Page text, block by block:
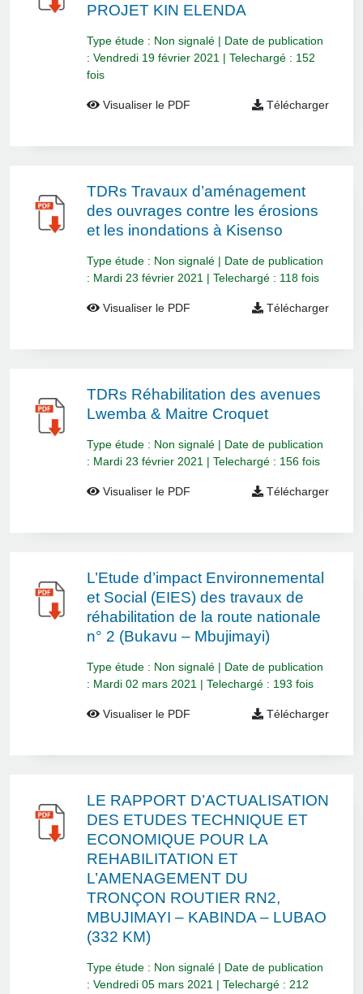
PROJET KIN ELENDA
Type étude : Non signalé | Date de publication
: Vendredi 19 février 2021 | Telechargé : 152
fois
Visualiser le PDF Télécharger
TDRs Travaux d’aménagement
des ouvrages contre les érosions
et les inondations à Kisenso
Type étude : Non signalé | Date de publication
: Mardi 23 février 2021 | Telechargé : 118 fois
Visualiser le PDF Télécharger
TDRs Réhabilitation des avenues
Lwemba & Maitre Croquet
Type étude : Non signalé | Date de publication
: Mardi 23 février 2021 | Telechargé : 156 fois
Visualiser le PDF Télécharger
L’Etude d’impact Environnemental
et Social (EIES) des travaux de
réhabilitation de la route nationale
n° 2 (Bukavu – Mbujimayi)
Type étude : Non signalé | Date de publication
: Mardi 02 mars 2021 | Telechargé : 193 fois
Visualiser le PDF Télécharger
LE RAPPORT D’ACTUALISATION
DES ETUDES TECHNIQUE ET
ECONOMIQUE POUR LA
REHABILITATION ET
L’AMENAGEMENT DU
TRONÇON ROUTIER RN2,
MBUJIMAYI – KABINDA – LUBAO
(332 KM)
Type étude : Non signalé | Date de publication
: Vendredi 05 mars 2021 | Telechargé : 212